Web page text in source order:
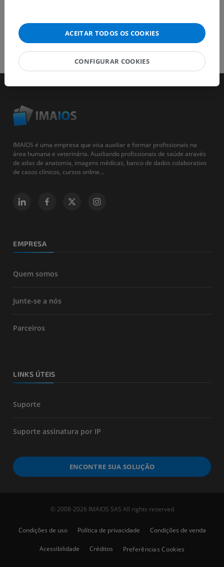
IMAIOS é uma empresa que visa auxiliar e formar profissionais na
área humana e veterinária. Auxiliando profissionais de saúde através
de atlas de anatomia, imagens médicas, banco de dados colaborativo
de casos clínicos, cursos online...
EMPRESA
Quem somos
Junte-se a nós
Parceiros
LINKS ÚTEIS
Suporte
Suporte assinatura por IP
ENCONTRE SUA SOLUÇÃO
© 2008-2026 IMAIOS SAS All rights reserved
Condições de uso Política de privacidade Condições de venda
Acessibilidade Créditos Preferências Cookies
ACEITAR TODOS OS COOKIES
CONFIGURAR COOKIES